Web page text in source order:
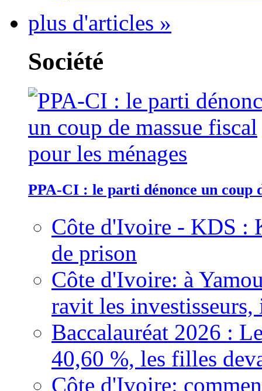
plus d'articles »
Société
PPA-CI : le parti dénonce un coup
Côte d'Ivoire - KDS :
de prison
Côte d'Ivoire: à
ravit les
Baccalauréat 2026 :
40,60 %, les filles
Côte d'Ivoire: